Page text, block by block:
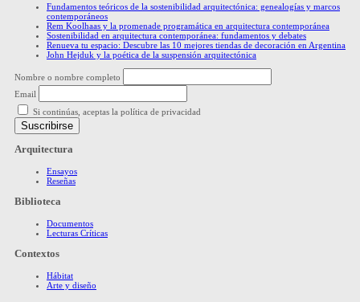
Fundamentos teóricos de la sostenibilidad arquitectónica: genealogías y marcos
contemporáneos
Rem Koolhaas y la promenade programática en arquitectura contemporánea
Sostenibilidad en arquitectura contemporánea: fundamentos y debates
Renueva tu espacio: Descubre las 10 mejores tiendas de decoración en Argentina
John Hejduk y la poética de la suspensión arquitectónica
Nombre o nombre completo
Email
Si continúas, aceptas la política de privacidad
Arquitectura
Ensayos
Reseñas
Biblioteca
Documentos
Lecturas Críticas
Contextos
Hábitat
Arte y diseño